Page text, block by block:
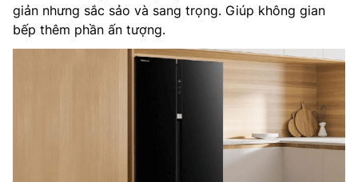
giản nhưng sắc sảo và sang trọng. Giúp không gian
bếp thêm phần ấn tượng.